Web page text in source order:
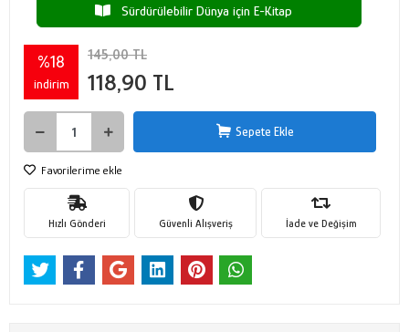
Sürdürülebilir Dünya için E-Kitap
%18
indirim
145,00 TL
118,90 TL
Sepete Ekle
Favorilerime ekle
Hızlı Gönderi Güvenli Alışveriş İade ve Değişim